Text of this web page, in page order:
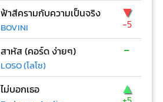
ฟ้าสีครามกับความเป็นจริง
BOVINI
▼
-5
สาหัส (คอร์ด ง่ายๆ)
LOSO (โลโซ)
-
ไม่บอกเธอ ▲